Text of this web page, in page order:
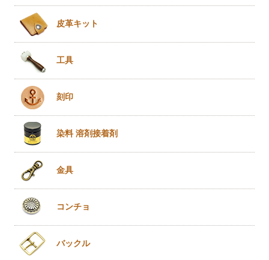
皮革キット
工具
刻印
染料 溶剤接着剤
金具
コンチョ
バックル